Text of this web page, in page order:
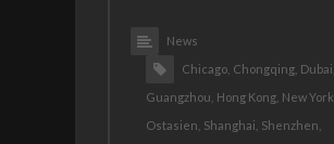
News
Chicago, Chongqing, Dubai,
Guangzhou, Hong Kong, New York,
Ostasien, Shanghai, Shenzhen,